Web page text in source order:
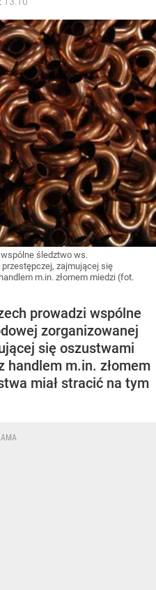
śledztwo ws.
zajmującej się
m.in. złomem miedzi (fot.
prowadzi wspólne
zorganizowanej
się oszustwami
handlem m.in. złomem
miał stracić na tym